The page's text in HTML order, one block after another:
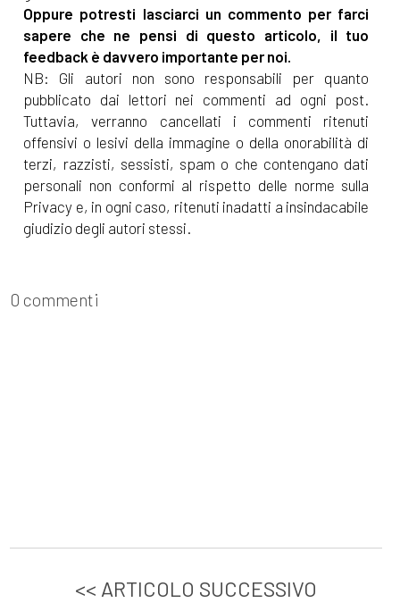
Oppure potresti lasciarci un commento per farci
sapere che ne pensi di questo articolo, il tuo
feedback è davvero importante per noi.
NB: Gli autori non sono responsabili per quanto
pubblicato dai lettori nei commenti ad ogni post.
Tuttavia, verranno cancellati i commenti ritenuti
offensivi o lesivi della immagine o della onorabilità di
terzi, razzisti, sessisti, spam o che contengano dati
personali non conformi al rispetto delle norme sulla
Privacy e, in ogni caso, ritenuti inadatti a insindacabile
giudizio degli autori stessi.
0 commenti
<< ARTICOLO SUCCESSIVO